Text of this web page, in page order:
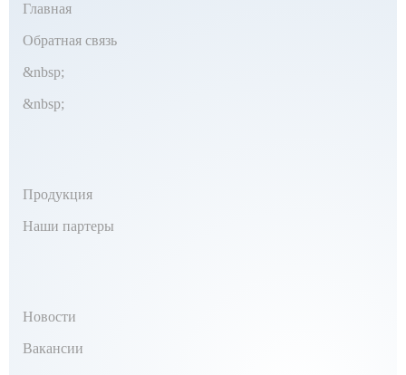
Главная
Обратная связь
&nbsp;
&nbsp;
Продукция
Наши партеры
Новости
Вакансии